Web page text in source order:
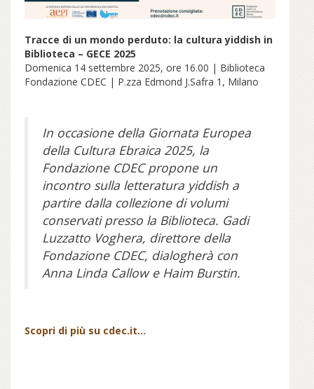
Tracce di un mondo perduto: la cultura yiddish in
Biblioteca – GECE 2025
Domenica 14 settembre 2025, ore 16.00 | Biblioteca
Fondazione CDEC | P.zza Edmond J.Safra 1, Milano
In occasione della Giornata Europea
della Cultura Ebraica 2025, la
Fondazione CDEC propone un
incontro sulla letteratura yiddish a
partire dalla collezione di volumi
conservati presso la Biblioteca. Gadi
Luzzatto Voghera, direttore della
Fondazione CDEC, dialogherà con
Anna Linda Callow e Haim Burstin.
Scopri di più su cdec.it...